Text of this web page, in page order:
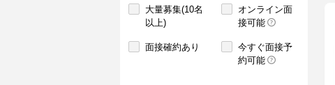
大量募集(10名
以上)
オンライン面
接可能
面接確約あり
今すぐ面接予
約可能